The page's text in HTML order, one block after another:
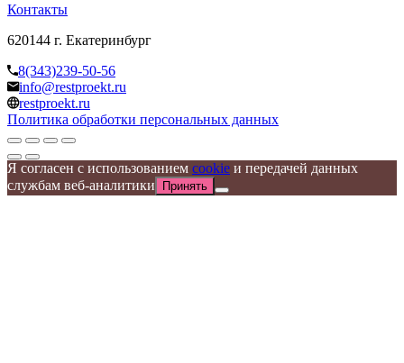
Контакты
620144 г. Екатеринбург
8(343)239-50-56
info@restproekt.ru
restproekt.ru
Политика обработки персональных данных
Я согласен с использованием cookie и передачей данных
службам веб-аналитики
Принять